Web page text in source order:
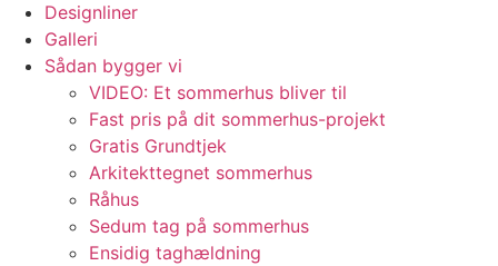
Designliner
Galleri
Sådan bygger vi
VIDEO: Et sommerhus bliver til
Fast pris på dit sommerhus-projekt
Gratis Grundtjek
Arkitekttegnet sommerhus
Råhus
Sedum tag på sommerhus
Ensidig taghældning